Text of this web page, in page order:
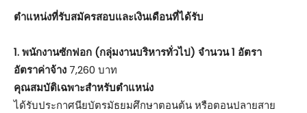
ตําแหน่งที่รับสมัครสอบและเงินเดือนที่ได้รับ
1. พนักงานซักฟอก (กลุ่มงานบริหารทั่วไป) จำนวน 1 อัตรา
อัตราค่าจ้าง 7,260 บาท
คุณสมบัติเฉพาะสำหรับตำแหน่ง
ได้รับประกาศนียบัตรมัธยมศึกษาตอนต้น หรือตอนปลายสาย